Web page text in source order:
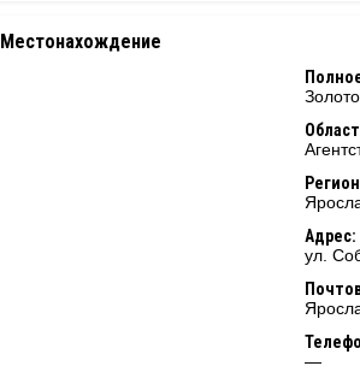
Местонахождение
Адрес:
ул.
—